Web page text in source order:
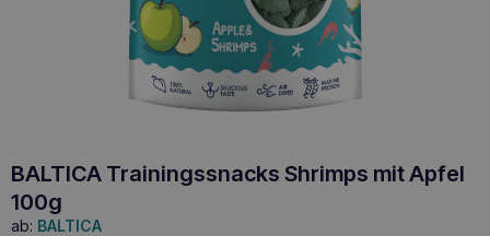
BALTICA Trainingssnacks Shrimps mit Apfel
100g
ab: BALTICA